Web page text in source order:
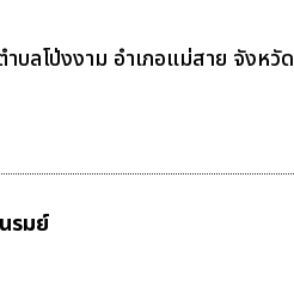
บลโป่งงาม อำเภอแม่สาย จังหวั
รมย์